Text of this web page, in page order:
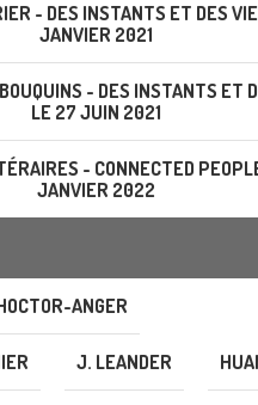
- DES INSTANTS ET DES
JANVIER 2021
- DES INSTANTS ET
LE 27 JUIN 2021
- CONNECTED
JANVIER 2022
ANGER
J. LEANDER